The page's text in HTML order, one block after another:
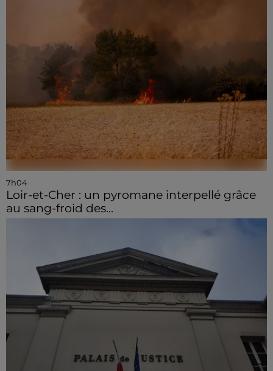
7h04
Loir-et-Cher : un pyromane interpellé grâce
au sang-froid des...